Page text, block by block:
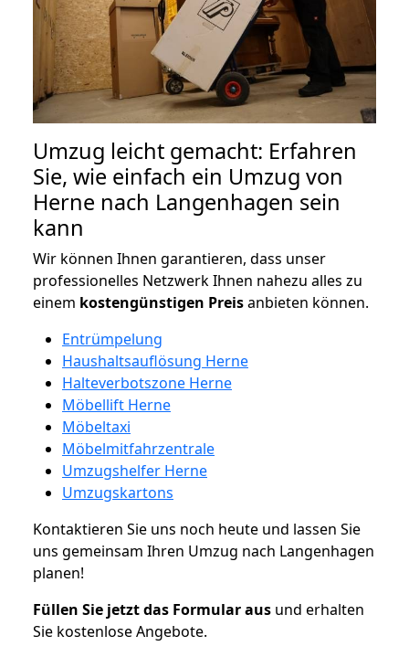
Umzug leicht gemacht: Erfahren
Sie, wie einfach ein Umzug von
Herne nach Langenhagen sein
kann
Wir können Ihnen garantieren, dass unser
professionelles Netzwerk Ihnen nahezu alles zu
einem kostengünstigen Preisanbieten können.
Entrümpelung
Haushaltsauflösung Herne
Halteverbotszone Herne
Möbellift Herne
Möbeltaxi
Möbelmitfahrzentrale
Umzugshelfer Herne
Umzugskartons
Kontaktieren Sie uns noch heute und lassen Sie
uns gemeinsam Ihren Umzug nach Langenhagen
planen!
Füllen Sie jetzt das Formular aus und erhalten
Sie kostenlose Angebote.